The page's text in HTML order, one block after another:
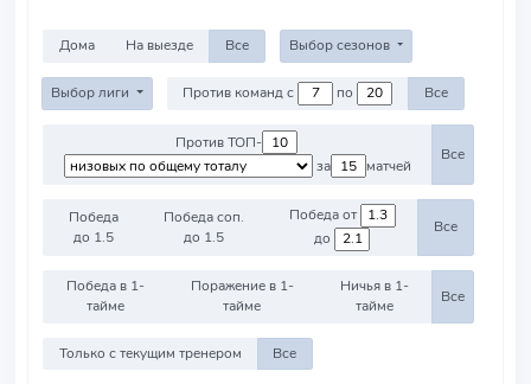
Дома На выезде Все Выбор сезонов
Выбор лиги Против команд с по Все
Против ТОП-
за
матчей
Все
Победа
до 1.5
Победа соп.
до 1.5
Победа от
до
Все
Победа в 1-
тайме
Поражение в 1-
тайме
Ничья в 1-
тайме
Все
Только с текущим тренером Все